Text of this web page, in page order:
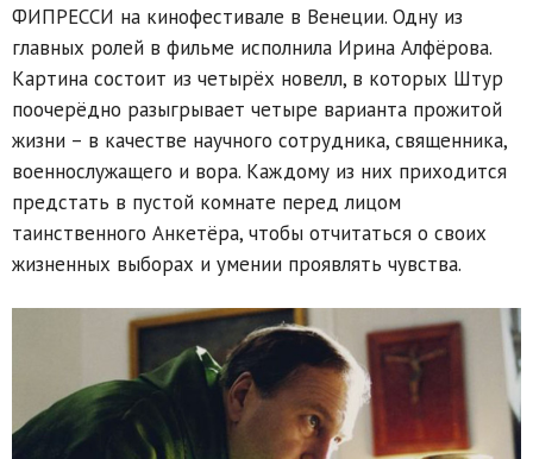
ФИПРЕССИ на кинофестивале в Венеции. Одну из
главных ролей в фильме исполнила Ирина Алфёрова.
Картина состоит из четырёх новелл, в которых Штур
поочерёдно разыгрывает четыре варианта прожитой
жизни – в качестве научного сотрудника, священника,
военнослужащего и вора. Каждому из них приходится
предстать в пустой комнате перед лицом
таинственного Анкетёра, чтобы отчитаться о своих
жизненных выборах и умении проявлять чувства.